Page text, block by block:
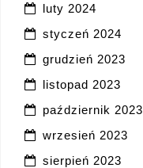
luty 2024
styczeń 2024
grudzień 2023
listopad 2023
październik 2023
wrzesień 2023
sierpień 2023